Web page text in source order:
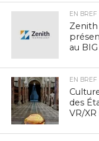
EN BREF
Zenith
au
EN BREF
des
VR/